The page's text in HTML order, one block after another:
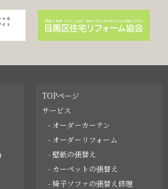
TOPページ
サービス
- オーダーカーテン
- オーダーリフォーム
- 壁紙の張替え
- カーペットの張替え
- 椅子ソファの張替え修理